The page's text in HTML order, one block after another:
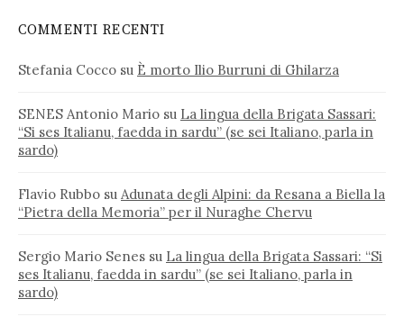
COMMENTI RECENTI
Stefania Cocco su È morto Ilio Burruni di Ghilarza
SENES Antonio Mario su La lingua della Brigata Sassari:
“Si ses Italianu, faedda in sardu” (se sei Italiano, parla in
sardo)
Flavio Rubbo su Adunata degli Alpini: da Resana a Biella la
“Pietra della Memoria” per il Nuraghe Chervu
Sergio Mario Senes su La lingua della Brigata Sassari: “Si
ses Italianu, faedda in sardu” (se sei Italiano, parla in
sardo)